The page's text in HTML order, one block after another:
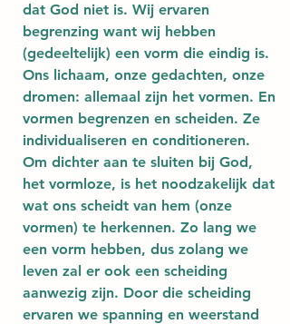
dat God niet is. Wij ervaren
begrenzing want wij hebben
(gedeeltelijk) een vorm die eindig is.
Ons lichaam, onze gedachten, onze
dromen: allemaal zijn het vormen. En
vormen begrenzen en scheiden. Ze
individualiseren en conditioneren.
Om dichter aan te sluiten bij God,
het vormloze, is het noodzakelijk dat
wat ons scheidt van hem (onze
vormen) te herkennen. Zo lang we
een vorm hebben, dus zolang we
leven zal er ook een scheiding
aanwezig zijn. Door die scheiding
ervaren we spanning en weerstand